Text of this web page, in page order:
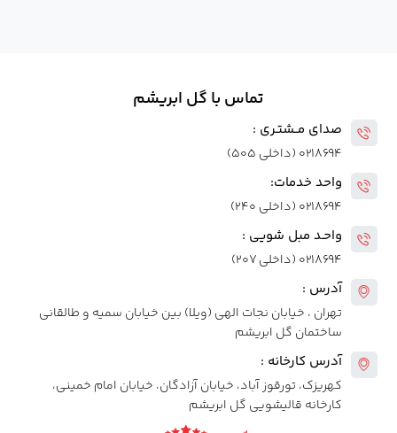
تماس با گل ابریشم
صدای مــشتـری :
۰۲۱۸۶۹۴ (داخلی ۵۰۵)
واحد خدمات:
۰۲۱۸۶۹۴ (داخلی ۲۴۰)
واحـد مبل شویی :
۰۲۱۸۶۹۴ (داخلی ۲۰۷)
آدرس :
تهران ، خیابان نجات الهی (ویلا) بین خیابان سمیه و طالقانی
ساختمان گل ابریشم
آدرس کارخانه :
کهریزک، تورقوز آباد، خیابان آزادگان، خیابان امام خمینی،
کارخانه قالیشویی گل ابریشم